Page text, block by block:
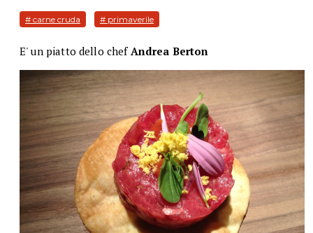
# carne cruda # primaverile
E' un piatto dello chef Andrea Berton